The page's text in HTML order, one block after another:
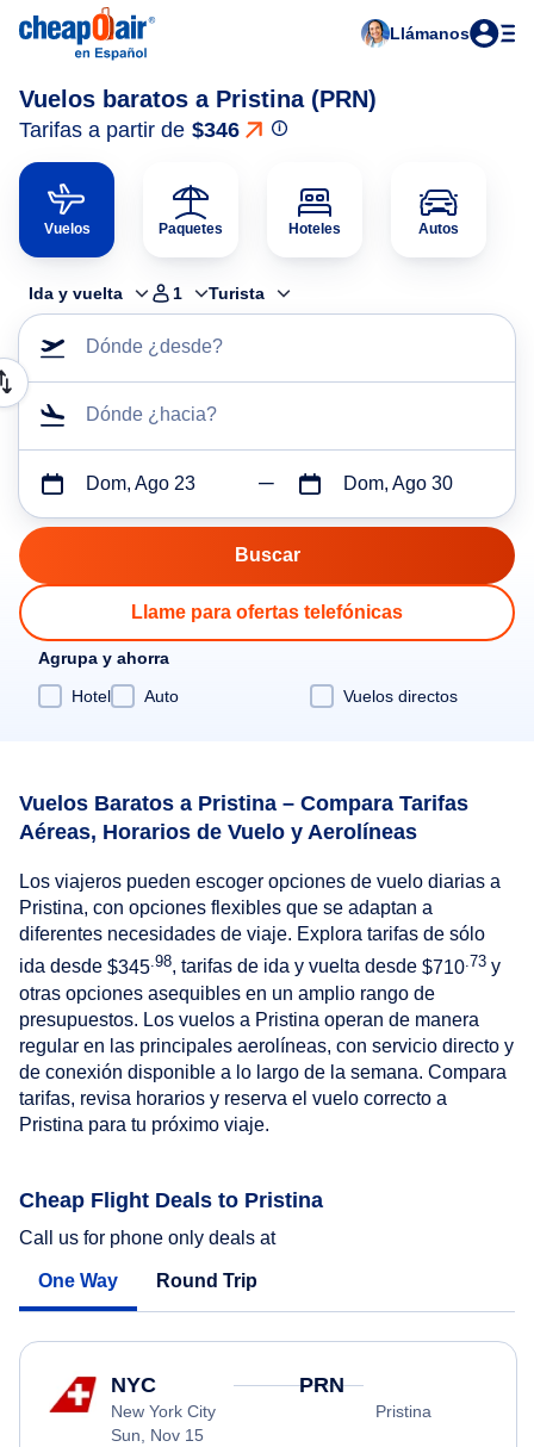
Llámanos
Vuelos baratos a Pristina (PRN)
Tarifas a partir de $346
Vuelos Paquetes Hoteles Autos
Ida y vuelta 1 Turista
Dónde ¿desde?
Dónde ¿hacia?
Dom, Ago 23 Dom, Ago 30
Llame para ofertas telefónicas
Agrupa y ahorra
Hotel
Auto Vuelos directos
Vuelos Baratos a Pristina – Compara Tarifas
Aéreas, Horarios de Vuelo y Aerolíneas
Los viajeros pueden escoger opciones de vuelo diarias a
Pristina, con opciones flexibles que se adaptan a
diferentes necesidades de viaje. Explora tarifas de sólo
ida desde $345 .98, tarifas de ida y vuelta desde $710 .73 y
otras opciones asequibles en un amplio rango de
presupuestos. Los vuelos a Pristina operan de manera
regular en las principales aerolíneas, con servicio directo y
de conexión disponible a lo largo de la semana. Compara
tarifas, revisa horarios y reserva el vuelo correcto a
Pristina para tu próximo viaje.
Cheap Flight Deals to Pristina
Call us for phone only deals at
One Way Round Trip
NYC
New York City
Sun, Nov 15
PRN
Pristina